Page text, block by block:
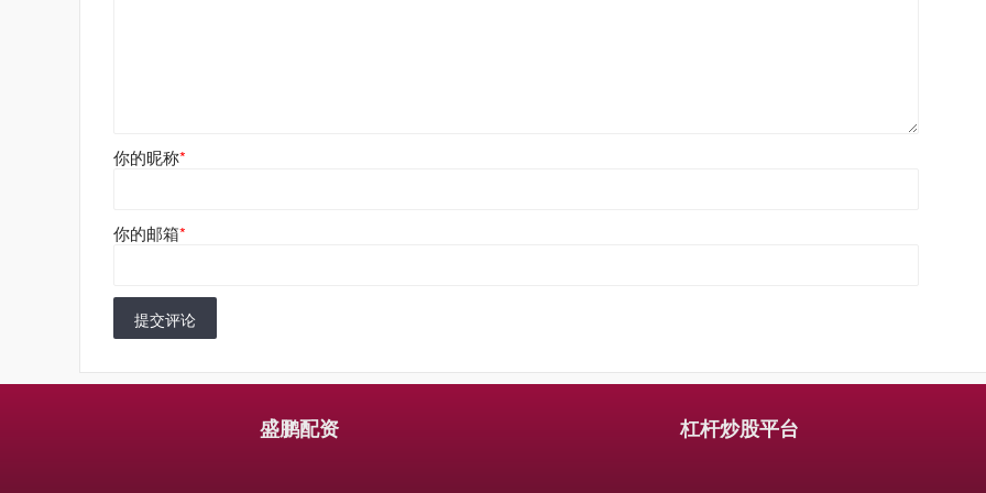
你的昵称*
你的邮箱*
提交评论
盛鹏配资 杠杆炒股平台